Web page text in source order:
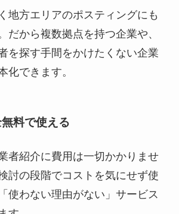
地方エリアのポスティングにも
だから複数拠点を持つ企業や、
を探す手間をかけたくない企業
化できます。
料で使える
者紹介に費用は一切かかりませ
討の段階でコストを気にせず使
使わない理由がない」サービス